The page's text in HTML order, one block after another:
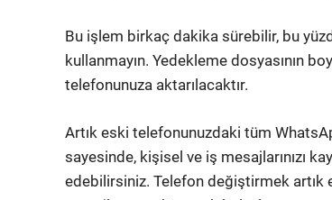
Bu işlem birkaç dakika sürebilir, bu
kullanmayın. Yedekleme dosyasının
telefonunuza aktarılacaktır.
Artık eski telefonunuzdaki tüm
sayesinde, kişisel ve iş mesajlarınızı
edebilirsiniz. Telefon değiştirmek artık